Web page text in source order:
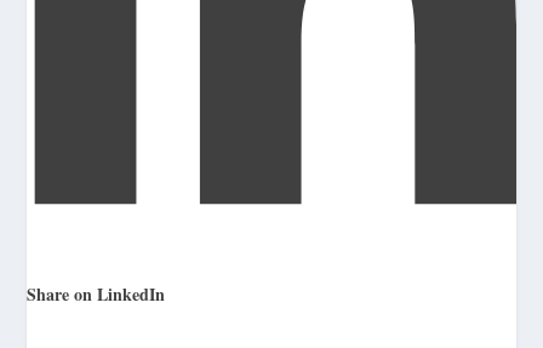
Share on LinkedIn